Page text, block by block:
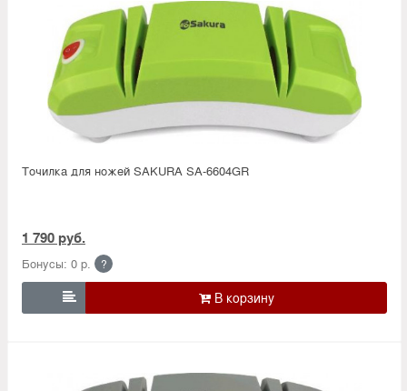
Точилка для ножей SAKURA SA-6604GR
1 790 руб.
Бонусы: 0 р. ?
